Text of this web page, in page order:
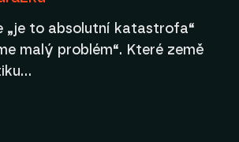
„je to absolutní katastrofa“
malý problém“. Které země